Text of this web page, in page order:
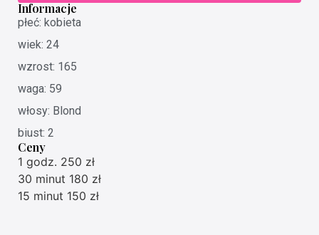
Informacje
płeć: kobieta
wiek: 24
wzrost: 165
waga: 59
włosy: Blond
biust: 2
Ceny
1 godz. 250 zł
30 minut 180 zł
15 minut 150 zł